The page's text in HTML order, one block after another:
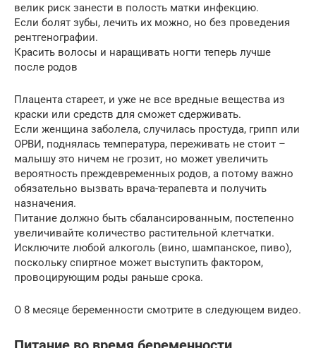
велик риск занести в полость матки инфекцию.
Если болят зубы, лечить их можно, но без проведения
рентгенографии.
Красить волосы и наращивать ногти теперь лучше
после родов
Плацента стареет, и уже не все вредные вещества из
краски или средств для сможет сдерживать.
Если женщина заболела, случилась простуда, грипп или
ОРВИ, поднялась температура, переживать не стоит –
малышу это ничем не грозит, но может увеличить
вероятность преждевременных родов, а потому важно
обязательно вызвать врача-терапевта и получить
назначения.
Питание должно быть сбалансированным, постепенно
увеличивайте количество растительной клетчатки.
Исключите любой алкоголь (вино, шампанское, пиво),
поскольку спиртное может выступить фактором,
провоцирующим роды раньше срока.
О 8 месяце беременности смотрите в следующем видео.